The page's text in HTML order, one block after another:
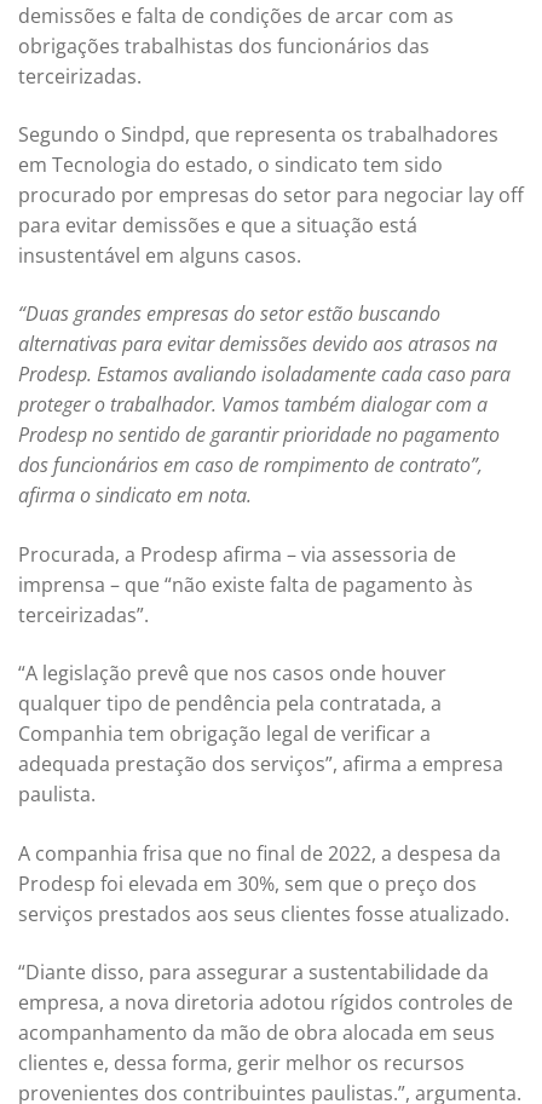
demissões e falta de condições de arcar com as
obrigações trabalhistas dos funcionários das
terceirizadas.
Segundo o Sindpd, que representa os trabalhadores
em Tecnologia do estado, o sindicato tem sido
procurado por empresas do setor para negociar lay off
para evitar demissões e que a situação está
insustentável em alguns casos.
“Duas grandes empresas do setor estão buscando
alternativas para evitar demissões devido aos atrasos na
Prodesp. Estamos avaliando isoladamente cada caso para
proteger o trabalhador. Vamos também dialogar com a
Prodesp no sentido de garantir prioridade no pagamento
dos funcionários em caso de rompimento de contrato”,
afirma o sindicato em nota.
Procurada, a Prodesp afirma – via assessoria de
imprensa – que “não existe falta de pagamento às
terceirizadas”.
“A legislação prevê que nos casos onde houver
qualquer tipo de pendência pela contratada, a
Companhia tem obrigação legal de verificar a
adequada prestação dos serviços”, afirma a empresa
paulista.
A companhia frisa que no final de 2022, a despesa da
Prodesp foi elevada em 30%, sem que o preço dos
serviços prestados aos seus clientes fosse atualizado.
“Diante disso, para assegurar a sustentabilidade da
empresa, a nova diretoria adotou rígidos controles de
acompanhamento da mão de obra alocada em seus
clientes e, dessa forma, gerir melhor os recursos
provenientes dos contribuintes paulistas.”, argumenta.